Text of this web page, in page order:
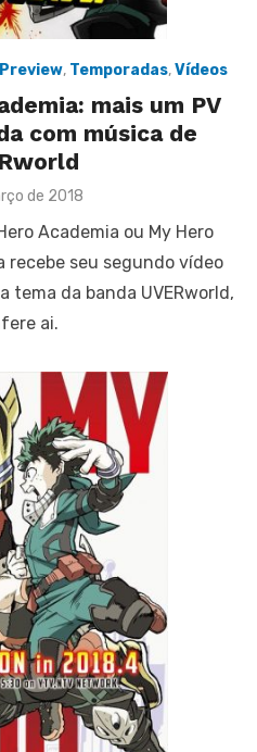
Preview, Temporadas,Vídeos
mais um PV
com música de
de 2018
Academia ou My Hero
recebe seu segundo vídeo
tema da banda UVERworld,
ai.